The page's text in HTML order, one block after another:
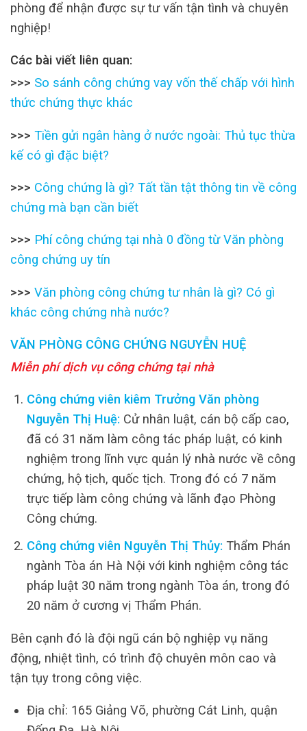
phòng để nhận được sự tư vấn tận tình và chuyên
nghiệp!
Các bài viết liên quan:
>>> So sánh công chứng vay vốn thế chấp với hình
thức chứng thực khác
>>> Tiền gửi ngân hàng ở nước ngoài: Thủ tục thừa
kế có gì đặc biệt?
>>> Công chứng là gì? Tất tần tật thông tin về công
chứng mà bạn cần biết
>>> Phí công chứng tại nhà 0 đồng từ Văn phòng
công chứng uy tín
>>> Văn phòng công chứng tư nhân là gì? Có gì
khác công chứng nhà nước?
VĂN PHÒNG CÔNG CHỨNG NGUYỄN HUỆ
Miễn phí dịch vụ công chứng tại nhà
Công chứng viên kiêm Trưởng Văn phòng
Nguyễn Thị Huệ: Cử nhân luật, cán bộ cấp cao,
đã có 31 năm làm công tác pháp luật, có kinh
nghiệm trong lĩnh vực quản lý nhà nước về công
chứng, hộ tịch, quốc tịch. Trong đó có 7 năm
trực tiếp làm công chứng và lãnh đạo Phòng
Công chứng.
Công chứng viên Nguyễn Thị Thủy: Thẩm Phán
ngành Tòa án Hà Nội với kinh nghiệm công tác
pháp luật 30 năm trong ngành Tòa án, trong đó
20 năm ở cương vị Thẩm Phán.
Bên cạnh đó là đội ngũ cán bộ nghiệp vụ năng
động, nhiệt tình, có trình độ chuyên môn cao và
tận tụy trong công việc.
Địa chỉ: 165 Giảng Võ, phường Cát Linh, quận